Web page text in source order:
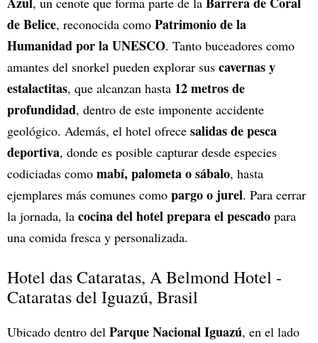
de Belice, reconocida como Patrimonio de la
Humanidad por la UNESCO. Tanto buceadores como
amantes del snorkel pueden explorar sus cavernas y
estalactitas, que alcanzan hasta 12 metros de
profundidad, dentro de este imponente accidente
geológico. Además, el hotel ofrece salidas de pesca
deportiva, donde es posible capturar desde especies
codiciadas como mabí, palometa o sábalo, hasta
ejemplares más comunes como pargo o jurel. Para cerrar
la jornada, la cocina del hotel prepara el pescado para
una comida fresca y personalizada.
Hotel das Cataratas, A Belmond Hotel -
Cataratas del Iguazú, Brasil
Ubicado dentro del Parque Nacional Iguazú, en el lado